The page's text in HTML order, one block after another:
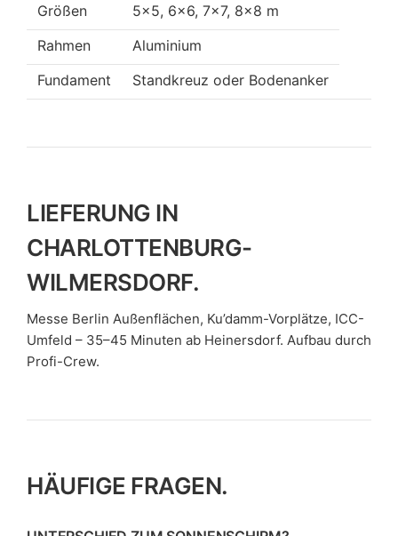
Größen
5×5, 6×6, 7×7, 8×8 m
Rahmen
Aluminium
Fundament
Standkreuz oder Bodenanker
LIEFERUNG IN
CHARLOTTENBURG-
WILMERSDORF.
Messe Berlin Außenflächen, Ku’damm-Vorplätze, ICC-
Umfeld – 35–45 Minuten ab Heinersdorf. Aufbau durch
Profi-Crew.
HÄUFIGE FRAGEN.